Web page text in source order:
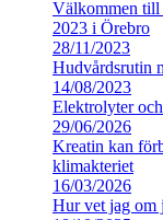
Välkommen till
2023 i Örebro
28/11/2023
Hudvårdsrutin
14/08/2023
Elektrolyter
29/06/2026
Kreatin kan
klimakteriet
16/03/2026
Hur vet jag om